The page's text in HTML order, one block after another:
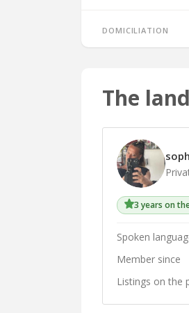
Domiciliation
The
3 years on
Spoken
Member since
Listings on the